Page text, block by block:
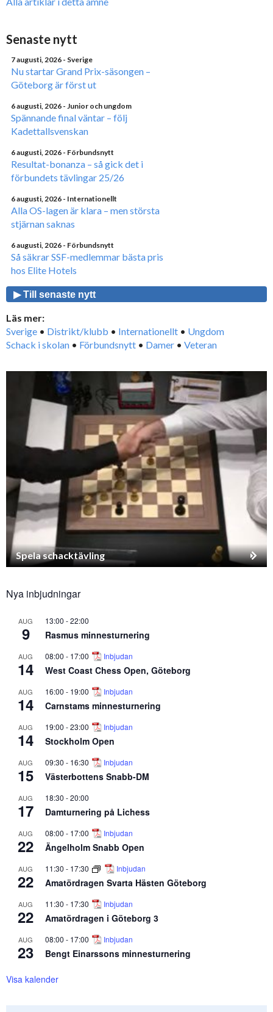
Senaste nytt
7 augusti, 2026 - Sverige
Nu startar Grand Prix-säsongen –
Göteborg är först ut
6 augusti, 2026 - Junior och ungdom
Spännande final väntar – följ
Kadettallsvenskan
6 augusti, 2026 - Förbundsnytt
Resultat-bonanza – så gick det i
förbundets tävlingar 25/26
6 augusti, 2026 - Internationellt
Alla OS-lagen är klara – men största
stjärnan saknas
6 augusti, 2026 - Förbundsnytt
Så säkrar SSF-medlemmar bästa pris
hos Elite Hotels
▶ Till senaste nytt
Läs mer:
Sverige • Distrikt/klubb • Internationellt • Ungdom
Schack i skolan • Förbundsnytt • Damer • Veteran
Spela schacktävling
Nya inbjudningar
AUG
9
13:00 -22:00
Rasmus minnesturnering
AUG
14
08:00 - 17:00 Inbjudan
West Coast Chess Open, Göteborg
AUG
14
16:00 - 19:00 Inbjudan
Carnstams minnesturnering
AUG
14
19:00 -23:00 Inbjudan
Stockholm Open
AUG
15
09:30 - 16:30 Inbjudan
Västerbottens Snabb-DM
AUG
17
18:30 -20:00
Damturnering på Lichess
AUG
22
08:00 - 17:00 Inbjudan
Ängelholm Snabb Open
AUG
22
11:30 - 17:30 Inbjudan
Amatördragen Svarta Hästen Göteborg
AUG
22
11:30 - 17:30 Inbjudan
Amatördragen i Göteborg 3
AUG
23
08:00 - 17:00 Inbjudan
Bengt Einarssons minnesturnering
Visa kalender